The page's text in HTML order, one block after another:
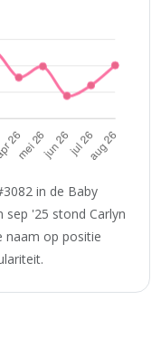
in de Baby
sep '25 stond Carlyn
naam op positie